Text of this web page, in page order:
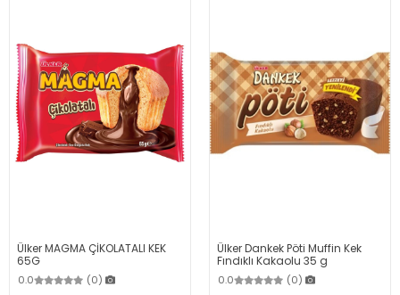
Ülker MAGMA ÇİKOLATALI KEK
65G
0.0 (0)
Ülker Dankek Pöti Muffin Kek
Fındıklı Kakaolu 35 g
0.0 (0)